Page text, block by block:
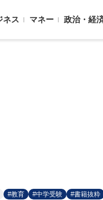
ネス マネー 政治・経
#教育 #中学受験 #書籍抜粋